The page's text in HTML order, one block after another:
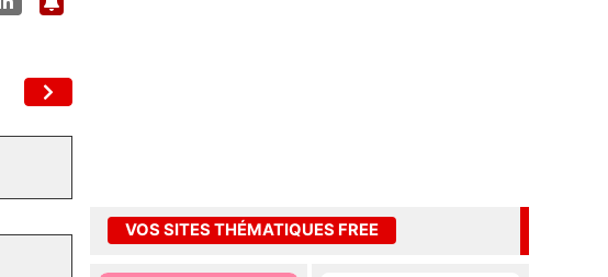
VOS SITES THÉMATIQUES FREE